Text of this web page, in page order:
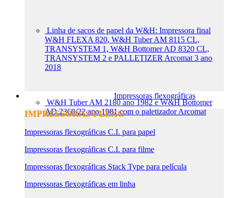
Linha de sacos de papel da W&H: Impressora final
W&H FLEXA 820, W&H Tuber AM 8115 CL,
TRANSYSTEM 1, W&H Bottomer AD 8320 CL,
TRANSYSTEM 2 e PALLETIZER Arcomat 3 ano
2018
W&H Tuber AM 2180 ano 1982 e W&H Bottomer
AD 2360/22 ano 1981 com o paletizador Arcomat
Impressoras flexográficas
IMPRESSORAS FLEXO
Impressoras flexográficas C.I. para papel
Impressoras flexográficas C.I. para filme
Impressoras flexográficas Stack Type para película
Impressoras flexográficas em linha